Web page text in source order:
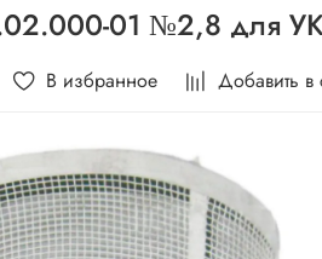
01 №2,8 для
В избранное Добавить в